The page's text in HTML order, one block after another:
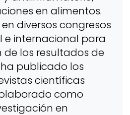
en alimentos.
diversos congresos
e internacional para
los resultados de
publicado los
científicas
como
en